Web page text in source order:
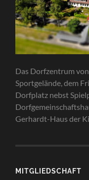
Das Dorfzentrum
Sportgelände, dem
Dorfplatz nebst
Gerhardt-Haus der
MITGLIEDSCHAFT